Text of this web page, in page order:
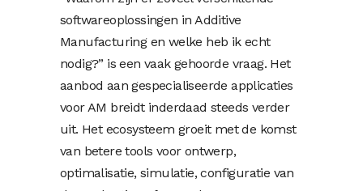
softwareoplossingen in Additive
Manufacturing en welke heb ik echt
nodig?” is een vaak gehoorde vraag. Het
aanbod aan gespecialiseerde applicaties
voor AM breidt inderdaad steeds verder
uit. Het ecosysteem groeit met de komst
van betere tools voor ontwerp,
optimalisatie, simulatie, configuratie van